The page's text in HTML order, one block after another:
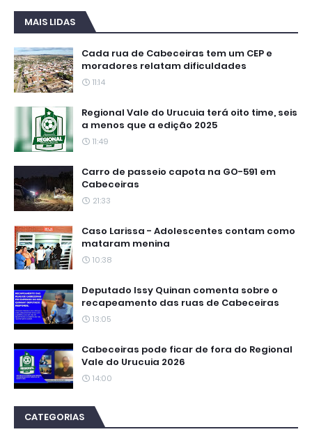
MAIS LIDAS
Cada rua de Cabeceiras tem um CEP e
moradores relatam dificuldades
11:14
Regional Vale do Urucuia terá oito time, seis
a menos que a edição 2025
11:49
Carro de passeio capota na GO-591 em
Cabeceiras
21:33
Caso Larissa - Adolescentes contam como
mataram menina
10:38
Deputado Issy Quinan comenta sobre o
recapeamento das ruas de Cabeceiras
13:05
Cabeceiras pode ficar de fora do Regional
Vale do Urucuia 2026
14:00
CATEGORIAS